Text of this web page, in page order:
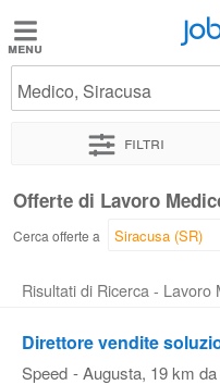
Jobbydoo
Offerte
Stipendi
Elenco
professioni
Medico, Siracusa
Filtri
Offerte di Lavoro
Cerca offerte a
Risultati di Ricerca - Lavoro
Direttore vendite
Speed - Augusta, 19 km